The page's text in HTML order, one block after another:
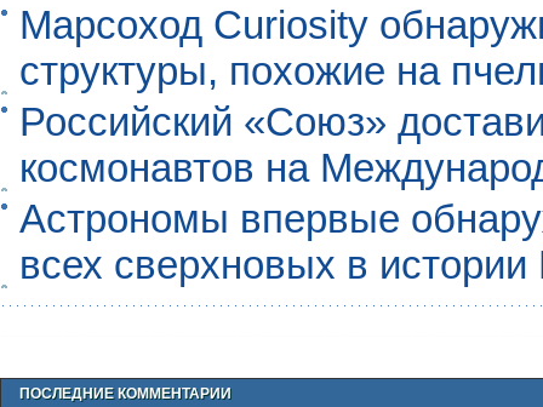
Марсоход Curiosity
структуры, похожие на
Российский «Союз»
космонавтов на
Астрономы впервые
всех сверхновых в
ПОСЛЕДНИЕ КОММЕНТАРИИ